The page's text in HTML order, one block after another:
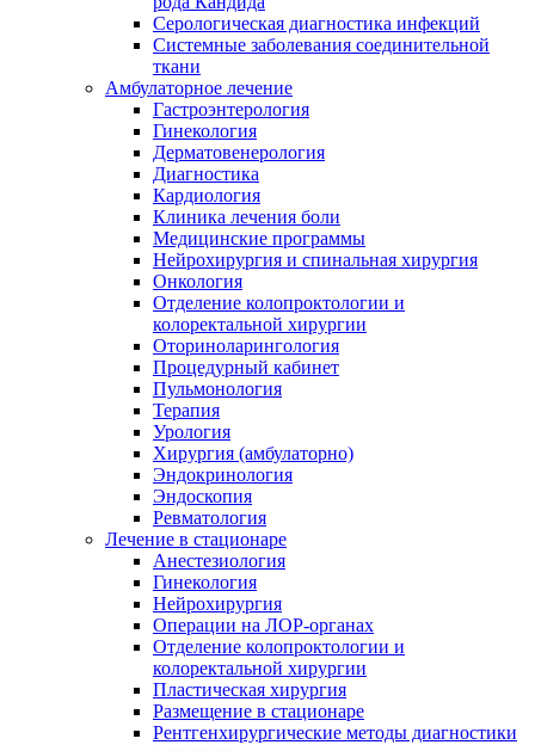
Серологическая диагностика инфекций
Системные заболевания соединительной
ткани
Амбулаторное лечение
Гастроэнтерология
Гинекология
Дерматовенерология
Диагностика
Кардиология
Клиника лечения боли
Медицинские программы
Нейрохирургия и спинальная хирургия
Онкология
Отделение колопроктологии и
колоректальной хирургии
Оториноларингология
Процедурный кабинет
Пульмонология
Терапия
Урология
Хирургия (амбулаторно)
Эндокринология
Эндоскопия
Ревматология
Лечение в стационаре
Анестезиология
Гинекология
Нейрохирургия
Операции на ЛОР-органах
Отделение колопроктологии и
колоректальной хирургии
Пластическая хирургия
Размещение в стационаре
Рентгенхирургические методы диагностики